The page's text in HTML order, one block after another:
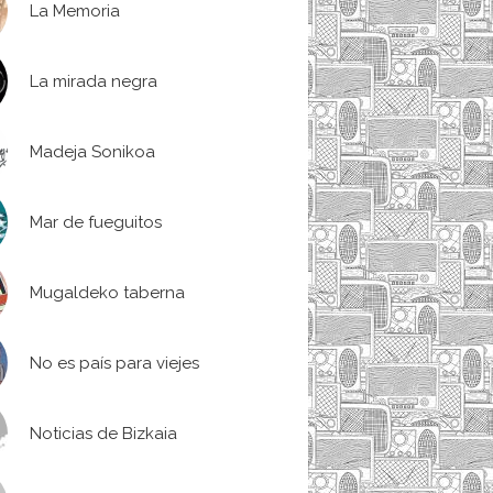
La Memoria
La mirada negra
Madeja Sonikoa
Mar de fueguitos
Mugaldeko taberna
No es país para viejes
Noticias de Bizkaia